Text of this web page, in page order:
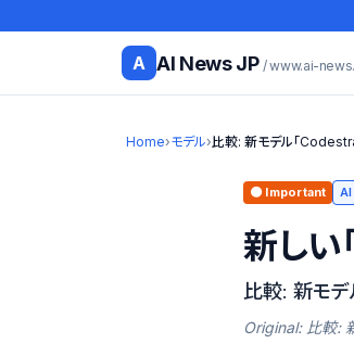
A AI News JP / www.ai-
Home›モデル›比較: 新モデル「
🟠 Important
新しい
比較: 新モデ
Original: 比較: